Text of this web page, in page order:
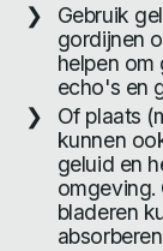
Gebruik
gordijnen
helpen om
echo's en
Of plaats
kunnen
geluid en
omgeving.
bladeren